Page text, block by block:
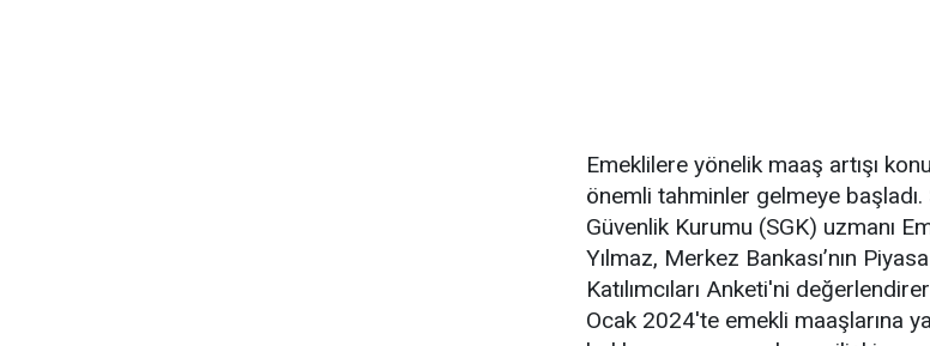
Emeklilere yönelik maaş artışı
önemli tahminler gelmeye başladı.
Güvenlik Kurumu (SGK) uzmanı
Yılmaz, Merkez Bankası’nın Piyasa
Katılımcıları Anketi'ni
Ocak 2024'te emekli maaşlarına